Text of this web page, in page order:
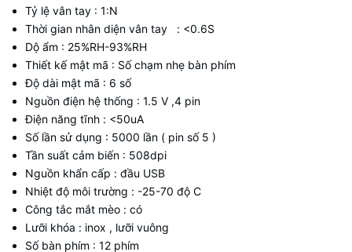
Tỷ lệ vân tay : 1:N
Thời gian nhân diện vân tay : <0.6S
Dộ ẩm : 25%RH-93%RH
Thiết kế mật mã : Số chạm nhẹ bàn phím
Độ dài mật mã : 6 số
Nguồn điện hệ thống : 1.5 V ,4 pin
Điện năng tĩnh : <50uA
Số lần sử dụng : 5000 lần ( pin số 5 )
Tần suất cảm biến : 508dpi
Nguồn khẩn cấp : đầu USB
Nhiệt độ môi trường : -25-70 độ C
Công tắc mắt mèo : có
Lưỡi khóa : inox , lưỡi vuông
Số bàn phím : 12 phím